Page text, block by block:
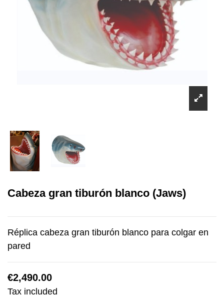
Cabeza gran tiburón blanco (Jaws)
Réplica cabeza gran tiburón blanco para colgar en
pared
€2,490.00
Tax included